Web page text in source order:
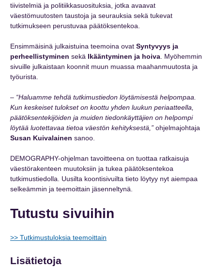
tiivistelmiä ja politiikkasuosituksia, jotka avaavat
väestömuutosten taustoja ja seurauksia sekä tukevat
tutkimukseen perustuvaa päätöksentekoa.
Ensimmäisinä julkaistuina teemoina ovat Syntyvyys ja
perheellistyminen sekä Ikääntyminen ja hoiva . Myöhemmin
sivuille julkaistaan koonnit muun muassa maahanmuutosta ja
työurista.
– “Haluamme tehdä tutkimustiedon löytämisestä helpompaa.
Kun keskeiset tulokset on koottu yhden luukun periaatteella,
päätöksentekijöiden ja muiden tiedonkäyttäjien on helpompi
löytää luotettavaa tietoa väestön kehityksestä,” ohjelmajohtaja
Susan Kuivalainen sanoo.
DEMOGRAPHY-ohjelman tavoitteena on tuottaa ratkaisuja
väestörakenteen muutoksiin ja tukea päätöksentekoa
tutkimustiedolla. Uusilta koontisivuilta tieto löytyy nyt aiempaa
selkeämmin ja teemoittain jäsenneltynä.
Tutustu sivuihin
>> Tutkimustuloksia teemoittain
Lisätietoja